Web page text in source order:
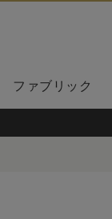
ファブリック